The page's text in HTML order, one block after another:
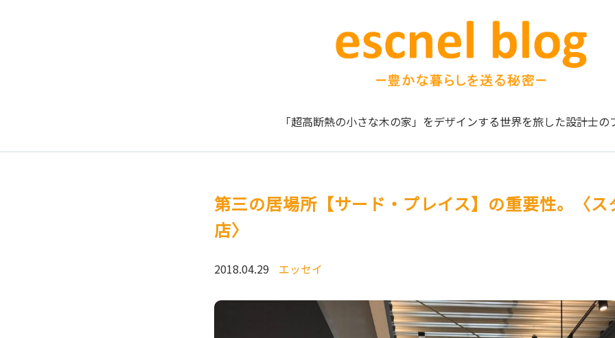
「超高断熱の小さな木の家」をデザインする世界を旅した設計士の
第三の居場所【サード・プレイス】の重要性。〈ス
店〉
2018.04.29 エッセイ